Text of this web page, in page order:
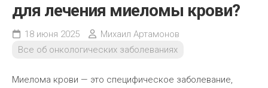
для лечения миеломы крови?
18 июня 2025
Михаил Артамонов
Все об онкологических заболеваниях
Миелома крови — это специфическое заболевание,